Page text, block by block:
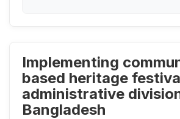
Implementing
based heritage
administrative
Bangladesh